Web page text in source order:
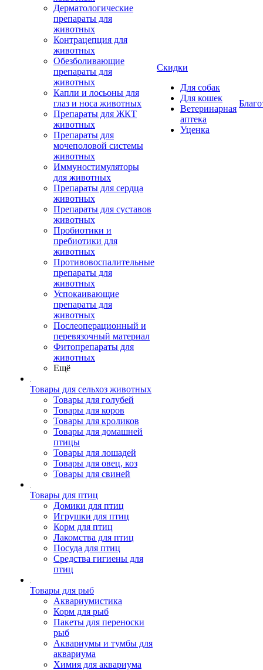
Дерматологические
препараты для
животных
Контрацепция для
животных
Обезболивающие
препараты для
животных
Капли и лосьоны для
глаз и носа животных
Препараты для ЖКТ
животных
Препараты для
мочеполовой системы
животных
Иммуностимуляторы
для животных
Препараты для сердца
животных
Препараты для суставов
животных
Пробиотики и
пребиотики для
животных
Противовоспалительные
препараты для
животных
Успокаивающие
препараты для
животных
Послеоперационный и
перевязочный материал
Фитопрепараты для
животных
Ещё
Товары для сельхоз животных
Товары для голубей
Товары для коров
Товары для кроликов
Товары для домашней
птицы
Товары для лошадей
Товары для овец, коз
Товары для свиней
Товары для птиц
Домики для птиц
Игрушки для птиц
Корм для птиц
Лакомства для птиц
Посуда для птиц
Средства гигиены для
птиц
Товары для рыб
Аквариумистика
Корм для рыб
Пакеты для переноски
рыб
Аквариумы и тумбы для
аквариума
Химия для аквариума
Скидки
Для собак
Для кошек
Ветеринарная
аптека
Уценка